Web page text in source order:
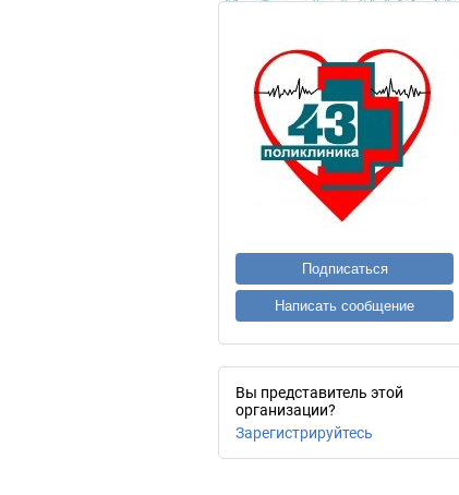
Подписаться
Написать сообщение
Вы представитель этой
организации?
Зарегистрируйтесь